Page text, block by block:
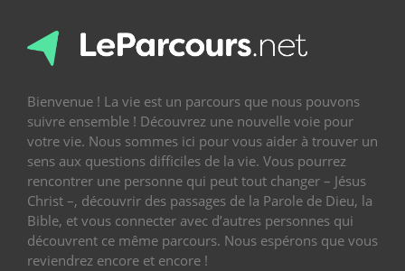
Bienvenue ! La vie est un parcours que nous pouvons
suivre ensemble ! Découvrez une nouvelle voie pour
votre vie. Nous sommes ici pour vous aider à trouver un
sens aux questions difficiles de la vie. Vous pourrez
rencontrer une personne qui peut tout changer – Jésus
Christ –, découvrir des passages de la Parole de Dieu, la
Bible, et vous connecter avec d’autres personnes qui
découvrent ce même parcours. Nous espérons que vous
reviendrez encore et encore !